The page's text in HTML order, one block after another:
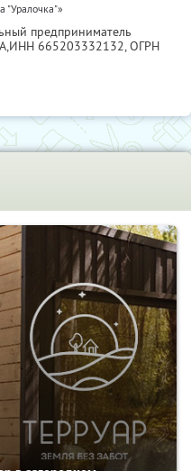
"Уралочка"»
предприниматель
ИНН 665203332132, ОГРН